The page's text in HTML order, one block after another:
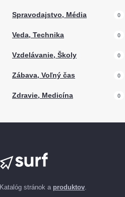
Spravodajstvo, Média 0
Veda, Technika 0
Vzdelávanie, Školy 0
Zábava, Voľný čas 0
Zdravie, Medicína 0
Katalóg stránok a produktov.